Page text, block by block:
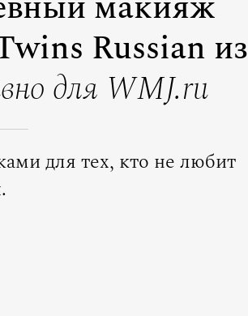
Russian из
для WMJ.ru
для тех, кто не любит